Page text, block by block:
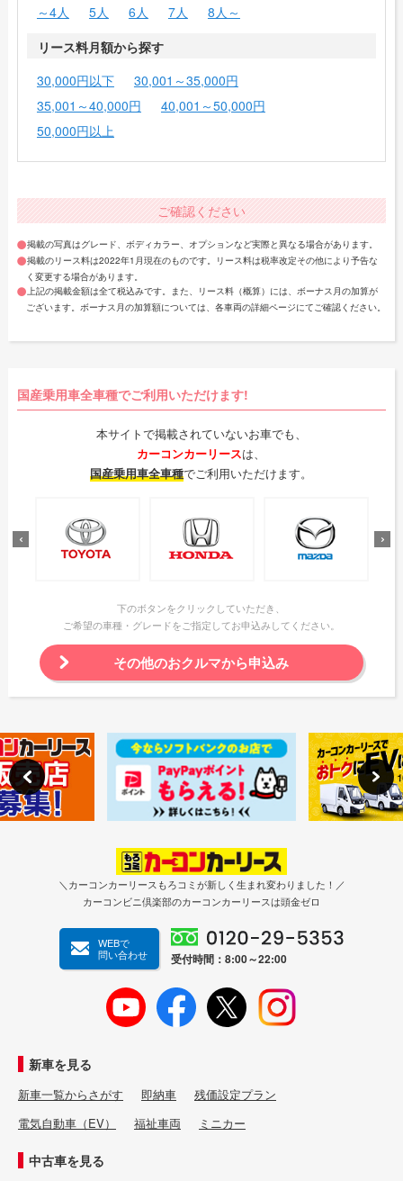
～4人
5人 6人 7人
8人～
リース料月額から探す
30,000円以下
30,001～35,000円
35,001～40,000円
40,001～50,000円
50,000円以上
ご確認ください
掲載の写真はグレード、ボディカラー、オプションなど実際と異なる場合があります。
掲載のリース料は2022年1月現在のものです。リース料は税率改定その他により予告な
く変更する場合があります。
上記の掲載金額は全て税込みです。また、リース料（概算）には、ボーナス月の加算が
ございます。ボーナス月の加算額については、各車両の詳細ページにてご確認ください。
国産乗用車全車種でご利用いただけます!
本サイトで掲載されていないお車でも、
カーコンカーリースは、
国産乗用車全車種でご利用いただけます。
下のボタンをクリックしていただき、
ご希望の車種・グレードをご指定してお申込みしてください。
その他のおクルマから申込み
＼カーコンカーリースもろコミが新しく生まれ変わりました！／
カーコンビニ倶楽部のカーコンカーリースは頭金ゼロ
WEBで
問い合わせ
受付時間：8:00～22:00
新車を見る
新車一覧からさがす 即納車
残価設定プラン
電気自動車（EV）
福祉車両 ミニカー
中古車を見る